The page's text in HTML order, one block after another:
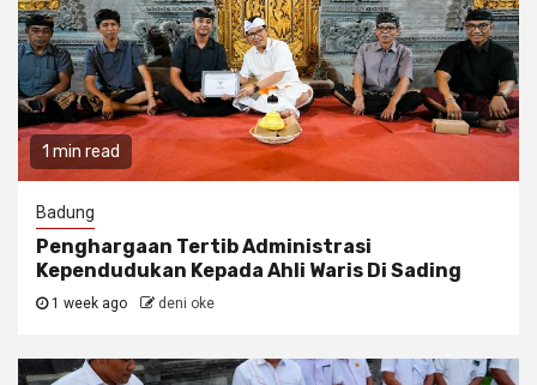
1 min read
Badung
Penghargaan Tertib Administrasi
Kependudukan Kepada Ahli Waris Di Sading
1 week ago deni oke